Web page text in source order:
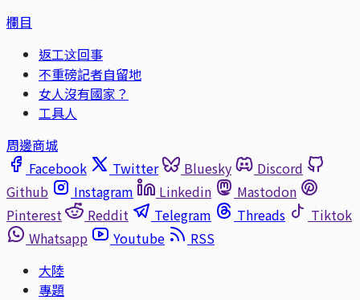
欄目
返工这回事
不重磅記者自留地
女人沒有國家？
工具人
周邊商城
Facebook
Twitter Bluesky
Discord
Github
Instagram Linkedin
Mastodon
Pinterest
Reddit Telegram Threads
Tiktok
Whatsapp
Youtube
RSS
大陸
專題